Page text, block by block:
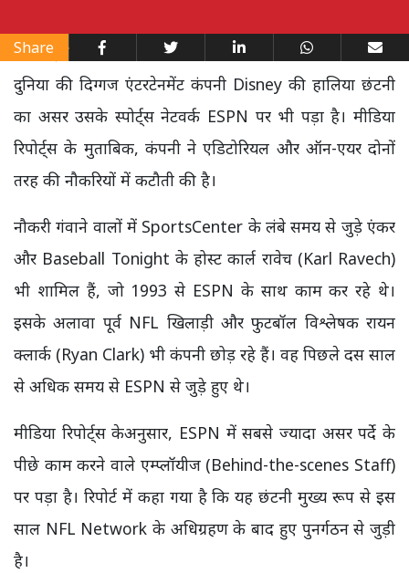
Share
दुनिया की दिग्गज एंटरटेनमेंट कंपनी Disney की हालिया छंटनी
का असर उसके स्पोर्ट्स नेटवर्क ESPN पर भी पड़ा है। मीडिया
रिपोर्ट्स के मुताबिक, कंपनी ने एडिटोरियल और ऑन-एयर दोनों
तरह की नौकरियों में कटौती की है।
नौकरी गंवाने वालों में SportsCenter के लंबे समय से जुड़े एंकर
और Baseball Tonight के होस्ट कार्ल रावेच (Karl Ravech)
भी शामिल हैं, जो 1993 से ESPN के साथ काम कर रहे थे।
इसके अलावा पूर्व NFL खिलाड़ी और फुटबॉल विश्लेषक रायन
क्लार्क (Ryan Clark) भी कंपनी छोड़ रहे हैं। वह पिछले दस साल
से अधिक समय से ESPN से जुड़े हुए थे।
मीडिया रिपोर्ट्स केअनुसार, ESPN में सबसे ज्यादा असर पर्दे के
पीछे काम करने वाले एम्प्लॉयीज (Behind-the-scenes Staff)
पर पड़ा है। रिपोर्ट में कहा गया है कि यह छंटनी मुख्य रूप से इस
साल NFL Network के अधिग्रहण के बाद हुए पुनर्गठन से जुड़ी
है।